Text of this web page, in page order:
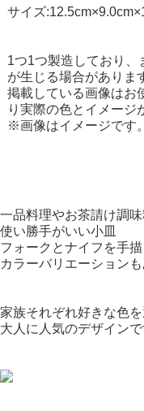
サイズ
1つ1つ製造しており、
が生じる場合がありま
掲載している画像はお
り実際の色とイメージ
※画像はイメージです。
一品料理やお茶請け調
使い勝手がいい小皿
フォークとナイフを手
カラーバリエーション
家族それぞれ好きな色
大人に人気のデザインで